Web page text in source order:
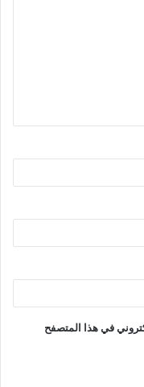
في هذا المتصفح